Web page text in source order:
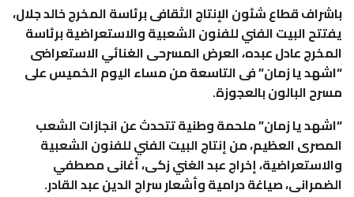
باشراف قطاع شئون الإنتاج الثقافى برئاسة المخرج خالد جلال،
يفتتح البيت الفني للفنون الشعبية والاستعراضية برئاسة
المخرج عادل عبده، العرض المسرحى الغنائي الاستعراضى
“اشهد يا زمان” فى التاسعة من مساء اليوم الخميس على
مسرح البالون بالعجوزة.
“اشهد يا زمان” ملحمة وطنية تتحدث عن انجازات الشعب
المصرى العظيم، من إنتاج البيت الفني للفنون الشعبية
والاستعراضية، إخراج عبد الغني زكى، أغانى مصطفي
الضمرانى، صياغة درامية وأشعار سراج الدين عبد القادر.